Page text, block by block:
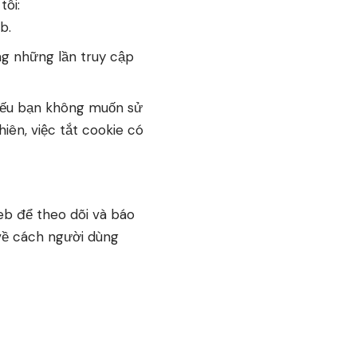
những lần truy cập
bạn không muốn sử
việc tắt cookie có
để theo dõi và báo
cách người dùng